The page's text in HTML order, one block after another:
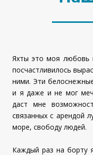
Яхты это моя любовь
посчастливилось
ними. Эти
и я даже и не мог
даст мне
связанных с арендой
море, свободу людей.
Каждый раз на борту